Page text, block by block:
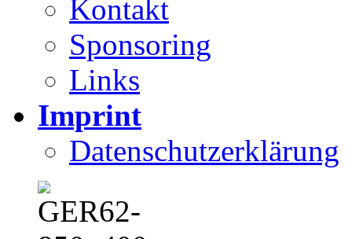
Kontakt
Sponsoring
Links
Imprint
Datenschutzerklärung